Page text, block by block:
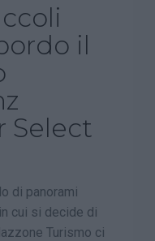
il
Select
di panorami
cui si decide di
Turismo ci